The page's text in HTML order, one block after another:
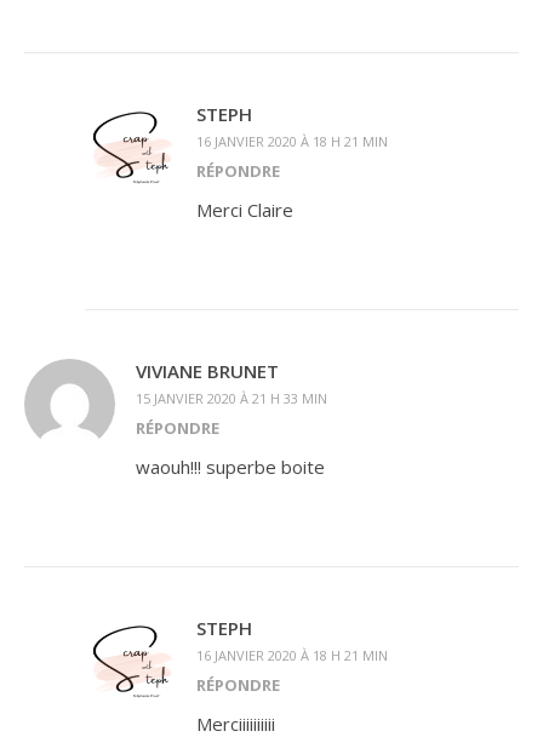
STEPH
16 JANVIER 2020 À 18 H 21 MIN
RÉPONDRE
Merci Claire
VIVIANE BRUNET
15 JANVIER 2020 À 21 H 33 MIN
RÉPONDRE
waouh!!! superbe boite
STEPH
16 JANVIER 2020 À 18 H 21 MIN
RÉPONDRE
Merciiiiiiiiii